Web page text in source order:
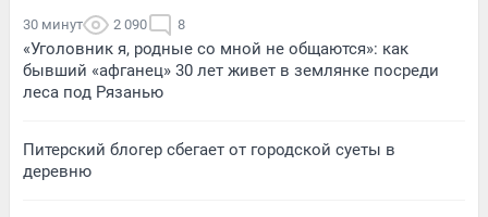
30 минут 2 090 8
«Уголовник я, родные со мной не общаются»: как
бывший «афганец» 30 лет живет в землянке посреди
леса под Рязанью
Питерский блогер сбегает от городской суеты в
деревню